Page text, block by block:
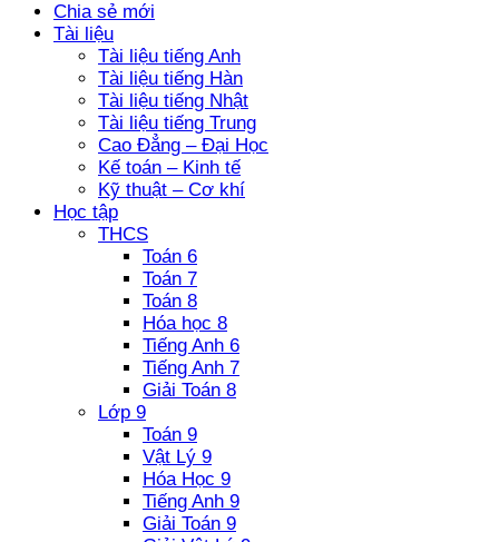
Chia sẻ mới
Tài liệu
Tài liệu tiếng Anh
Tài liệu tiếng Hàn
Tài liệu tiếng Nhật
Tài liệu tiếng Trung
Cao Đẳng – Đại Học
Kế toán – Kinh tế
Kỹ thuật – Cơ khí
Học tập
THCS
Toán 6
Toán 7
Toán 8
Hóa học 8
Tiếng Anh 6
Tiếng Anh 7
Giải Toán 8
Lớp 9
Toán 9
Vật Lý 9
Hóa Học 9
Tiếng Anh 9
Giải Toán 9